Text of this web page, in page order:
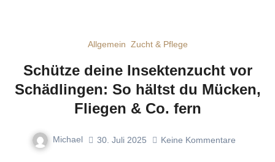
Allgemein Zucht & Pflege
Schütze deine Insektenzucht vor
Schädlingen: So hältst du Mücken,
Fliegen & Co. fern
Michael 30. Juli 2025 Keine Kommentare